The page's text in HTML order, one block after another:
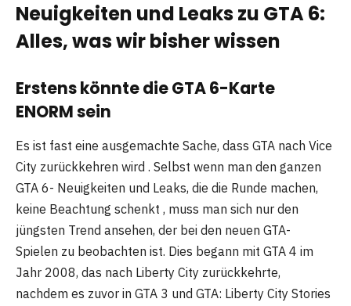
Neuigkeiten und Leaks zu GTA 6:
Alles, was wir bisher wissen
Erstens könnte die GTA 6-Karte
ENORM sein
Es ist fast eine ausgemachte Sache, dass GTA nach Vice
City zurückkehren wird . Selbst wenn man den ganzen
GTA 6- Neuigkeiten und Leaks, die die Runde machen,
keine Beachtung schenkt , muss man sich nur den
jüngsten Trend ansehen, der bei den neuen GTA-
Spielen zu beobachten ist. Dies begann mit GTA 4 im
Jahr 2008, das nach Liberty City zurückkehrte,
nachdem es zuvor in GTA 3 und GTA: Liberty City Stories